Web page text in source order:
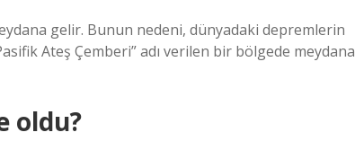
gelir. Bunun nedeni, dünyadaki depremlerin
Ateş Çemberi” adı verilen bir bölgede meydana
oldu?